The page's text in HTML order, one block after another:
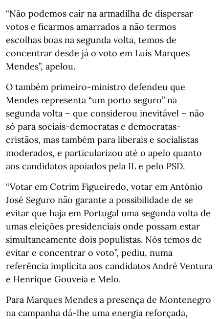
“Não podemos cair na armadilha de dispersar
votos e ficarmos amarrados a não termos
escolhas boas na segunda volta, temos de
concentrar desde já o voto em Luís Marques
Mendes”, apelou.
O também primeiro-ministro defendeu que
Mendes representa “um porto seguro” na
segunda volta – que considerou inevitável – não
só para sociais-democratas e democratas-
cristãos, mas também para liberais e socialistas
moderados, e particularizou até o apelo quanto
aos candidatos apoiados pela IL e pelo PSD.
“Votar em Cotrim Figueiredo, votar em António
José Seguro não garante a possibilidade de se
evitar que haja em Portugal uma segunda volta de
umas eleições presidenciais onde possam estar
simultaneamente dois populistas. Nós temos de
evitar e concentrar o voto”, pediu, numa
referência implícita aos candidatos André Ventura
e Henrique Gouveia e Melo.
Para Marques Mendes a presença de Montenegro
na campanha dá-lhe uma energia reforçada,